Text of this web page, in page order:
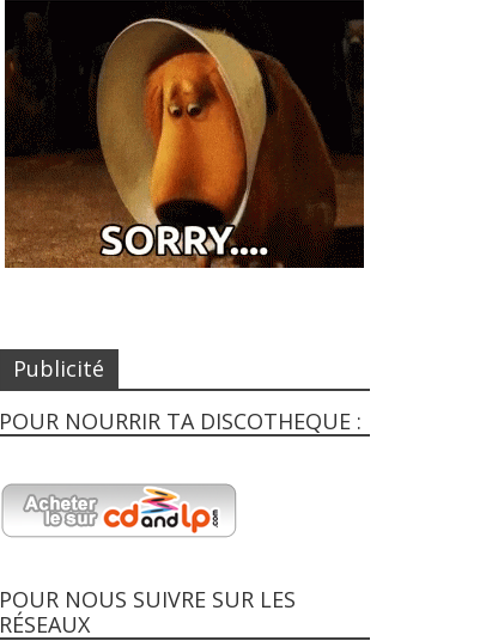
Publicité
POUR NOURRIR TA DISCOTHEQUE :
POUR NOUS SUIVRE SUR LES
RÉSEAUX